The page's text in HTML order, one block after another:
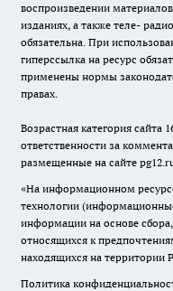
воспроизведении
изданиях, а также теле-
обязательна. При
гиперссылка на ресурс
применены нормы
правах.
Возрастная категория сайта
ответственности за
размещенные на сайте
«На информационном
технологии
информации на основе
относящихся к
находящихся на территории
Политика